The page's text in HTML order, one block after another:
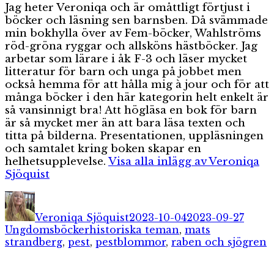
Jag heter Veroniqa och är omåttligt förtjust i
böcker och läsning sen barnsben. Då svämmade
min bokhylla över av Fem-böcker, Wahlströms
röd-gröna ryggar och allsköns hästböcker. Jag
arbetar som lärare i åk F-3 och läser mycket
litteratur för barn och unga på jobbet men
också hemma för att hålla mig à jour och för att
många böcker i den här kategorin helt enkelt är
så vansinnigt bra! Att högläsa en bok för barn
är så mycket mer än att bara läsa texten och
titta på bilderna. Presentationen, uppläsningen
och samtalet kring boken skapar en
helhetsupplevelse. Visa alla inlägg av Veroniqa
Sjöquist
Författare
Veroniqa Sjöquist2023-10-042023-09-27
UngdomsböckerEtiketter
historiska teman, mats
strandberg, pest, pestblommor, raben och sjögren